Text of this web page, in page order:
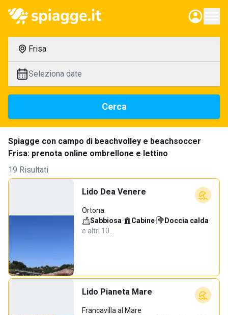
Frisa
Seleziona date
Cerca
Spiagge con campo di beachvolley e beachsoccer
Frisa: prenota online ombrellone e lettino
19 Risultati
Lido Dea Venere
Ortona
Sabbiosa· Cabine· Doccia calda·
e altri 10…
Lido Pianeta Mare
Francavilla al Mare